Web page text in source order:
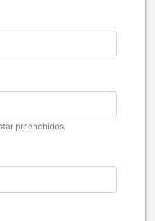
preenchidos.